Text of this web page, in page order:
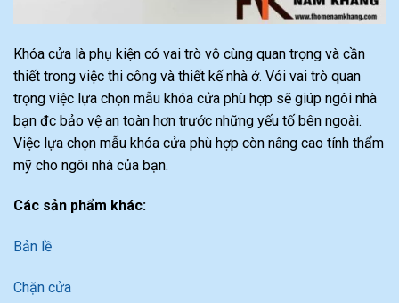
Khóa cửa là phụ kiện có vai trò vô cùng quan trọng và cần
thiết trong việc thi công và thiết kế nhà ở. Vói vai trò quan
trọng việc lựa chọn mẫu khóa cửa phù hợp sẽ giúp ngôi nhà
bạn đc bảo vệ an toàn hơn trước những yếu tố bên ngoài.
Việc lựa chọn mẫu khóa cửa phù hợp còn nâng cao tính thẩm
mỹ cho ngôi nhà của bạn.
Các sản phẩm khác:
Bản lề
Chặn cửa